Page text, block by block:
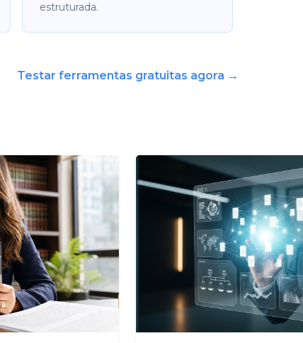
estruturada.
Testar ferramentas gratuitas agora →